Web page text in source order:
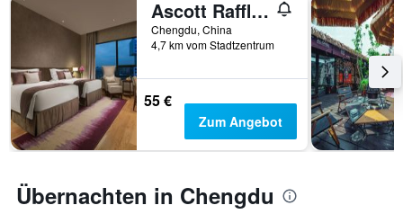
Ascott Raffles City Chengdu
Chengdu, China
4,7 km vom Stadtzentrum
55 €
Zum Angebot
Übernachten in Chengdu